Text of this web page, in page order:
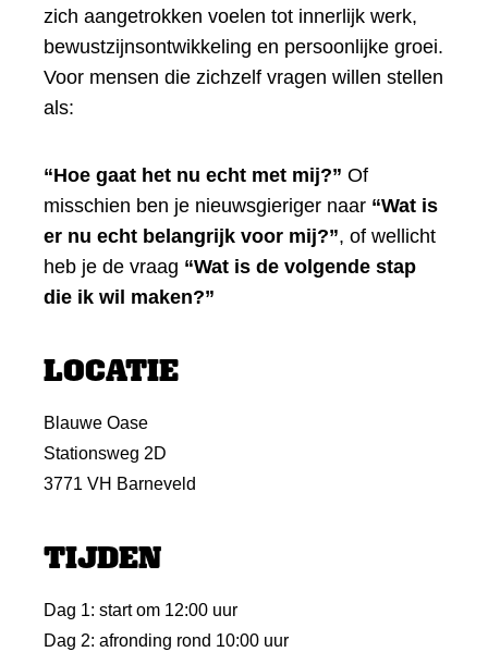
zich aangetrokken voelen tot innerlijk werk,
bewustzijnsontwikkeling en persoonlijke groei.
Voor mensen die zichzelf vragen willen stellen
als:
“Hoe gaat het nu echt met mij?” Of
misschien ben je nieuwsgieriger naar “Wat is
er nu echt belangrijk voor mij?”, of wellicht
heb je de vraag “Wat is de volgende stap
die ik wil maken?”
LOCATIE
Blauwe Oase
Stationsweg 2D
3771 VH Barneveld
TIJDEN
Dag 1: start om 12:00 uur
Dag 2: afronding rond 10:00 uur